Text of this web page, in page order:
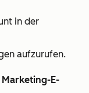
in der
aufzurufen.
Marketing-E-